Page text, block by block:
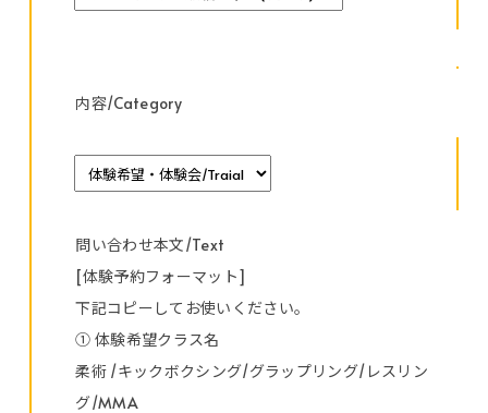
内容/Category
問い合わせ本文/Text
[体験予約フォーマット]
下記コピーしてお使いください。
① 体験希望クラス名
柔術 /キックボクシング/グラップリング/レスリン
グ/MMA